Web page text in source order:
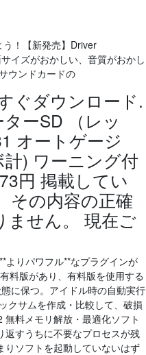
！【新発売】Driver
イズがおかしい、音質がおかし
ウンドカードの
ぐダウンロード.
ーSD （レッ
オートゲージ
) ワーニング付
円 掲載してい
その内容の正確
ません。 現在ご
よりパワフル**なプラグインが
料版があり、有料版を使用する
に保つ。アイドル時の自動実行
クサムを作成・比較して、破損
料メモリ解放・最適化ソフト
返すうちに不要なプロセスが残
りソフトを起動していないはず